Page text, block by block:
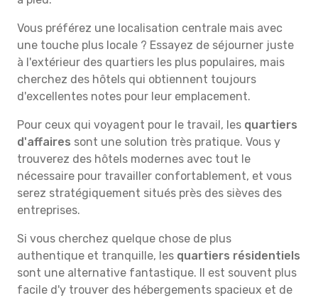
Vous préférez une localisation centrale mais avec
une touche plus locale ? Essayez de séjourner juste
à l'extérieur des quartiers les plus populaires, mais
cherchez des hôtels qui obtiennent toujours
d'excellentes notes pour leur emplacement.
Pour ceux qui voyagent pour le travail, les quartiers
d'affaires sont une solution très pratique. Vous y
trouverez des hôtels modernes avec tout le
nécessaire pour travailler confortablement, et vous
serez stratégiquement situés près des sièves des
entreprises.
Si vous cherchez quelque chose de plus
authentique et tranquille, les quartiers résidentiels
sont une alternative fantastique. Il est souvent plus
facile d'y trouver des hébergements spacieux et de